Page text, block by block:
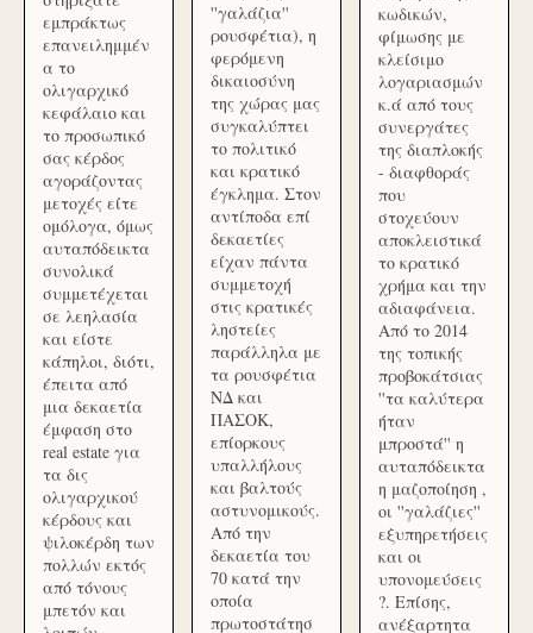
εμπράκτως
επανειλημμέν
α το
ολιγαρχικό
κεφάλαιο και
το προσωπικό
σας κέρδος
αγοράζοντας
μετοχές είτε
ομόλογα, όμως
αυταπόδεικτα
συνολικά
συμμετέχεται
σε λεηλασία
και είστε
κάπηλοι, διότι,
έπειτα από
μια δεκαετία
έμφαση στο
real estate για
τα δις
ολιγαρχικού
κέρδους και
ψιλοκέρδη των
πολλών εκτός
από τόνους
μπετόν και
''γαλάζια''
ρουσφέτια), η
φερόμενη
δικαιοσύνη
της χώρας μας
συγκαλύπτει
το πολιτικό
και κρατικό
έγκλημα. Στον
αντίποδα επί
δεκαετίες
είχαν πάντα
συμμετοχή
στις κρατικές
ληστείες
παράλληλα με
τα ρουσφέτια
ΝΔ και
ΠΑΣΟΚ,
επίορκους
υπαλλήλους
και βαλτούς
αστυνομικούς.
Από την
δεκαετία του
70 κατά την
οποία
πρωτοστάτησ
κωδικών,
φίμωσης με
κλείσιμο
λογαριασμών
κ.ά από τους
συνεργάτες
της διαπλοκής
- διαφθοράς
που
στοχεύουν
αποκλειστικά
το κρατικό
χρήμα και την
αδιαφάνεια.
Από το 2014
της τοπικής
προβοκάτσιας
''τα καλύτερα
ήταν
μπροστά'' η
αυταπόδεικτα
η μαζοποίηση ,
οι ''γαλάζιες''
εξυπηρετήσεις
και οι
υπονομεύσεις
?. Επίσης,
ανέξαρτητα